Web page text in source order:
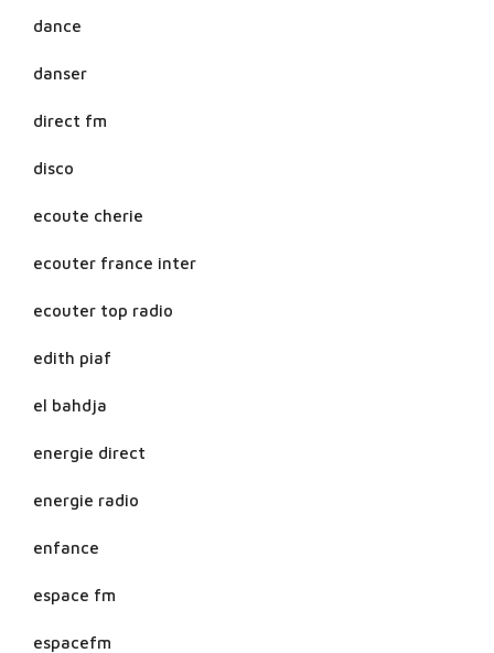
dance
danser
direct fm
disco
ecoute cherie
ecouter france inter
ecouter top radio
edith piaf
el bahdja
energie direct
energie radio
enfance
espace fm
espacefm